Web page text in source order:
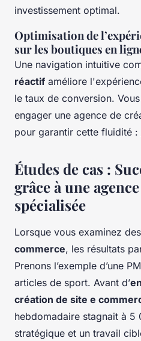
investissement optimal.
Optimisation de
sur les boutiques en
Une navigation intuitive
réactif améliore
le taux de conversion.
engager une agence de
pour garantir cette fluidité :
Études de cas :
grâce à une
spécialisée
Lorsque vous examinez des
commerce, les résultats
Prenons l’exemple d’une
articles de sport. Avant d’
création de site e
hebdomadaire stagnait à
stratégique et un travail